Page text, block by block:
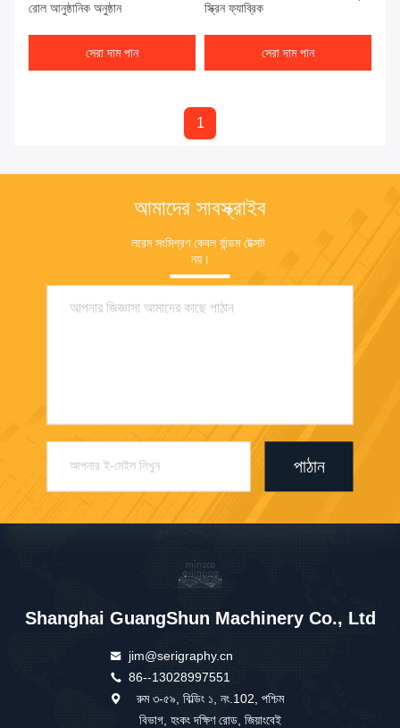
রোল আনুষ্ঠানিক অনুষ্ঠান
সেরা দাম পান
স্ক্রিন ফ্যাব্রিক
সেরা দাম পান
1
আমাদের সাবস্ক্রাইব
লরেম সংমিশ্রণ কেবল র্যান্ডম টেক্সট
নয়।
পাঠান
Shanghai GuangShun Machinery Co., Ltd
jim@serigraphy.cn
86--13028997551
রুম ৩-৫৯, বিল্ডিং ১, নং.102, পশ্চিম
বিভাগ, হংকং দক্ষিণ রোড, জিয়াংবেই